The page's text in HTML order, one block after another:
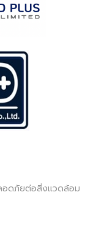
ดภัยต่อสิ่งแวดล้อม